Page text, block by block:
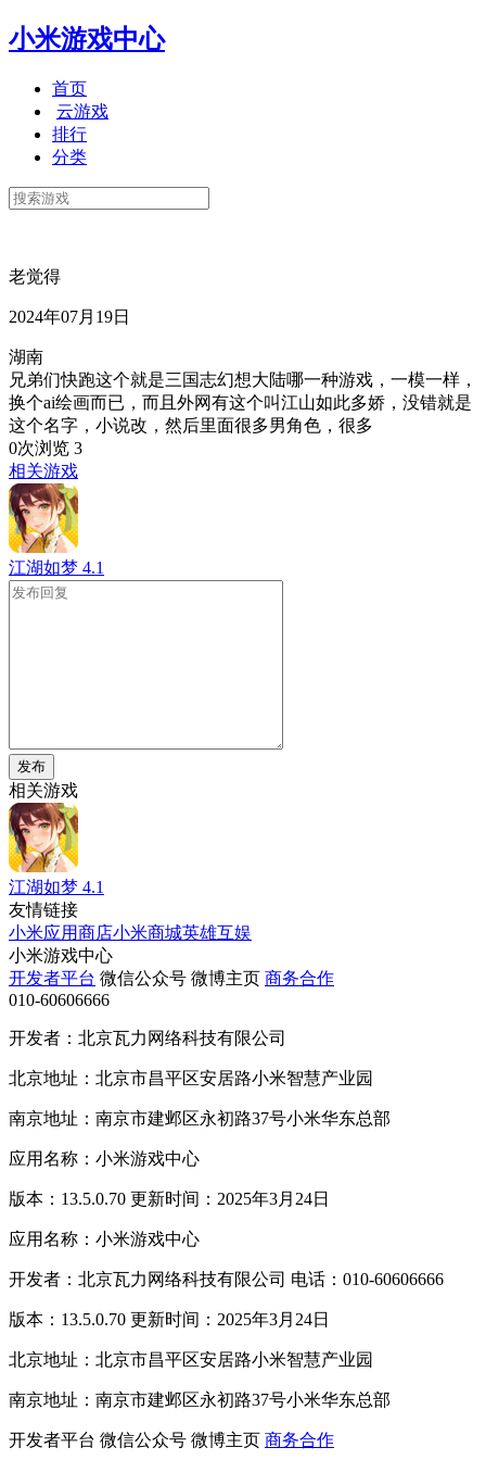
小米游戏中心
首页
云游戏
排行
分类
老觉得
2024年07月19日
湖南
兄弟们快跑这个就是三国志幻想大陆哪一种游戏，一模一样，
换个ai绘画而已，而且外网有这个叫江山如此多娇，没错就是
这个名字，小说改，然后里面很多男角色，很多
0次浏览 3
相关游戏
江湖如梦 4.1
发布
相关游戏
江湖如梦 4.1
友情链接
小米应用商店小米商城英雄互娱
小米游戏中心
开发者平台 微信公众号 微博主页 商务合作
010-60606666
开发者：北京瓦力网络科技有限公司
北京地址：北京市昌平区安居路小米智慧产业园
南京地址：南京市建邺区永初路37号小米华东总部
应用名称：小米游戏中心
版本：13.5.0.70 更新时间：2025年3月24日
应用名称：小米游戏中心
开发者：北京瓦力网络科技有限公司 电话：010-60606666
版本：13.5.0.70 更新时间：2025年3月24日
北京地址：北京市昌平区安居路小米智慧产业园
南京地址：南京市建邺区永初路37号小米华东总部
开发者平台 微信公众号 微博主页 商务合作